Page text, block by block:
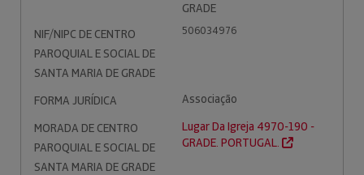
GRADE
NIF/NIPC DE CENTRO
PAROQUIAL E SOCIAL DE
SANTA MARIA DE GRADE
506034976
FORMA JURÍDICA
Associação
MORADA DE CENTRO
PAROQUIAL E SOCIAL DE
SANTA MARIA DE GRADE
Lugar Da Igreja 4970-190 -
GRADE. PORTUGAL.